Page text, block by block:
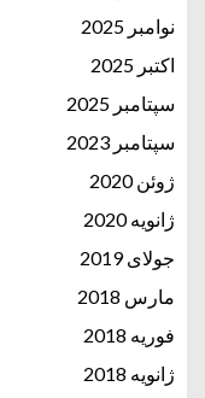
نوامبر 2025
اکتبر 2025
سپتامبر 2025
سپتامبر 2023
ژوئن 2020
ژانویه 2020
جولای 2019
مارس 2018
فوریه 2018
ژانویه 2018